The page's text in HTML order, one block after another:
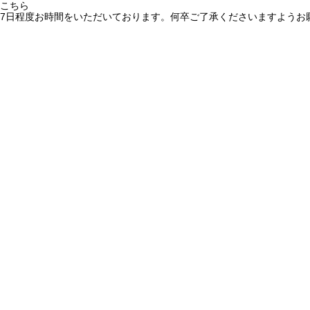
ちら
程度お時間をいただいております。何卒ご了承くださいますようお